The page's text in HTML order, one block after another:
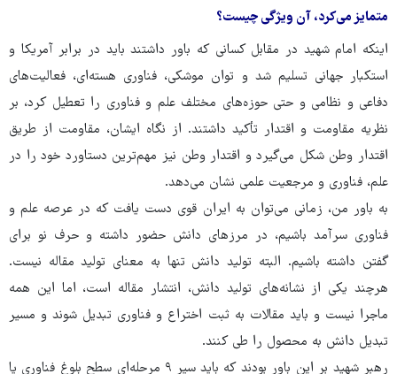
متمایز می‌کرد، آن ویژگی چیست؟
اینکه امام شهید در مقابل کسانی که باور داشتند باید در برابر آمریکا و
استکبار جهانی تسلیم شد و توان موشکی، فناوری هسته‌ای، فعالیت‌های
دفاعی و نظامی و حتی حوزه‌های مختلف علم و فناوری را تعطیل کرد، بر
نظریه مقاومت و اقتدار تأکید داشتند. از نگاه ایشان، مقاومت از طریق
اقتدار وطن شکل می‌گیرد و اقتدار وطن نیز مهم‌ترین دستاورد خود را در
علم، فناوری و مرجعیت علمی نشان می‌دهد.
به باور من، زمانی می‌توان به ایران قوی دست یافت که در عرصه علم و
فناوری سرآمد باشیم، در مرزهای دانش حضور داشته و حرف نو برای
گفتن داشته باشیم. البته تولید دانش تنها به معنای تولید مقاله نیست.
هرچند یکی از نشانه‌های تولید دانش، انتشار مقاله است، اما این همه
ماجرا نیست و باید مقالات به ثبت اختراع و فناوری تبدیل شوند و مسیر
تبدیل دانش به محصول را طی کنند.
رهبر شهید بر این باور بودند که باید سیر ۹ مرحله‌ای سطح بلوغ فناوری یا